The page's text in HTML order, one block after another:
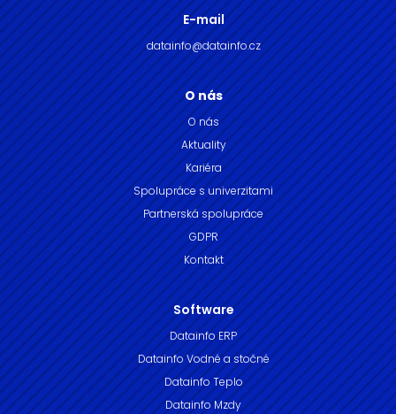
E-mail
datainfo@datainfo.cz
O nás
O nás
Aktuality
Kariéra
Spolupráce s univerzitami
Partnerská spolupráce
GDPR
Kontakt
Software
Datainfo ERP
Datainfo Vodné a stočné
Datainfo Teplo
Datainfo Mzdy